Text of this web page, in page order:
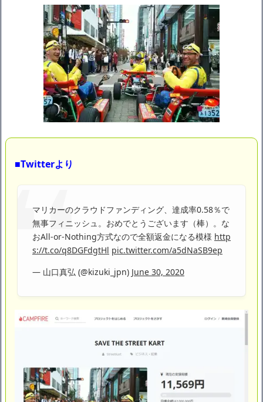
弄られてしまうNEW!
【画像】身長155cm・体重36kg・ウエスト51cmのスレンダー美
少女がAVデビュ－ｗwwww
【画像】彼女「ねー、今日のデートこれで行っていー？」ﾊﾟｼｬ
広末涼子さん、正気に戻ってしまい絶望する・・・「アカン、キ
ャリアがすべて終わった」
【配信者】「金バエ」のSNS更新が1週間途絶え、様々な憶測が
飛び交う。1週間ぶりの投稿でも一人称が「ボキ」ではなく「俺」と
なっており、本人ではないとの憶測が広がる
かつてはSONYのパソコンだった「VAIO」家電量販店のノジマに
買収されてしまう
ハードオフに売っていた4万4000円のフィギュアがヤバすぎるｗ
【閲覧注意】俺が近くにいると機械が壊れるんだけどさ
私は6年間「子無し既婚女性」で人から様々なことを言われてき
たけど子無しの原因は親の教えのせいかもしれません
Powered by livedoor 相互RSS
■Twitterより
マリカーのクラウドファンディング、達成率0.58％で
無事フィニッシュ。おめでとうございます（棒）。な
おAll-or-Nothing方式なので全額返金になる模様 http
s://t.co/q8DGFdgtHl pic.twitter.com/a5dNaSB9ep
— 山口真弘 (@kizuki_jpn) June 30, 2020